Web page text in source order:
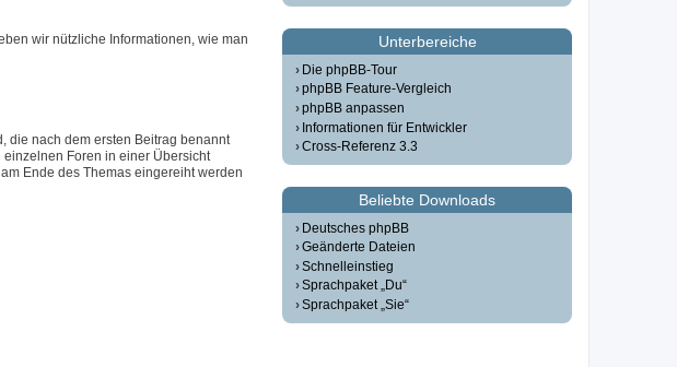
wir nützliche Informationen, wie man
die nach dem ersten Beitrag benannt
Foren in einer Übersicht
Ende des Themas eingereiht werden
Unterbereiche
Die phpBB-Tour
phpBB Feature-Vergleich
phpBB anpassen
Informationen für Entwickler
Cross-Referenz 3.3
Beliebte Downloads
Deutsches phpBB
Geänderte Dateien
Schnelleinstieg
Sprachpaket „Du“
Sprachpaket „Sie“